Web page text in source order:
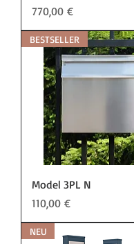
Preis
770,00 €
BESTSELLER
Model 3PL N
Preis
110,00 €
NEU